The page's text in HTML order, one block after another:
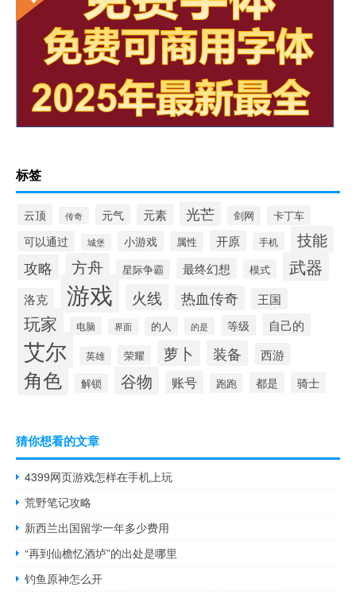
标签
云顶 传奇 元气 元素 光芒 剑网 卡丁车
可以通过 城堡 小游戏 属性 开原 手机 技能
攻略 方舟 星际争霸 最终幻想 模式 武器
洛克 游戏 火线 热血传奇 王国
玩家 电脑 界面 的人 的是 等级 自己的
艾尔 英雄 荣耀 萝卜 装备 西游
角色 解锁 谷物 账号 跑跑 都是 骑士
猜你想看的文章
4399网页游戏怎样在手机上玩
荒野笔记攻略
新西兰出国留学一年多少费用
“再到仙檐忆酒垆”的出处是哪里
钓鱼原神怎么开